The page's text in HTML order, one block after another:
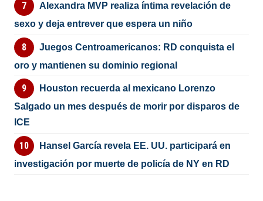
Alexandra MVP realiza íntima revelación de
sexo y deja entrever que espera un niño
Juegos Centroamericanos: RD conquista el
oro y mantienen su dominio regional
Houston recuerda al mexicano Lorenzo
Salgado un mes después de morir por disparos de
ICE
Hansel García revela EE. UU. participará en
investigación por muerte de policía de NY en RD